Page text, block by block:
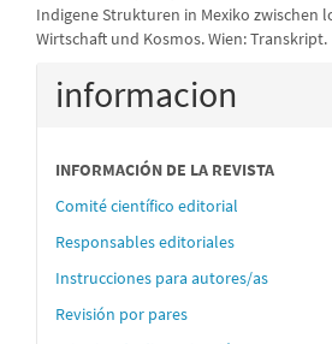
Indigene Strukturen in Mexiko zwischen
Wirtschaft und Kosmos. Wien: Transkript.
informacion
INFORMACIÓN DE LA REVISTA
Comité científico editorial
Responsables editoriales
Instrucciones para autores/as
Revisión por pares